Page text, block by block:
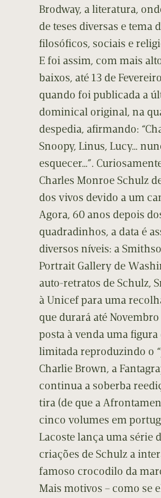
Brodway, a literatura,
de teses diversas e tema
filosóficos, sociais e
E foi assim, com mais
baixos, até 13 de
quando foi publicada a
dominical original, na
despedia, afirmando:
Snoopy, Linus, Lucy…
esquecer…”.
Charles Monroe Schulz
dos vivos devido a um
Agora, 60 anos depois
quadradinhos, a data é
diversos níveis: a
Portrait Gallery de
auto-retratos de Schulz,
à Unicef para uma
que durará até
posta à venda uma
limitada reproduzindo o
Charlie Brown, a
continua a soberba
tira (de que a
cinco volumes em
Lacoste lança uma série
criações de Schulz a
famoso crocodilo da
Mais motivos – como se